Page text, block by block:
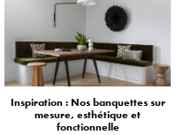
Inspiration : Nos banquettes sur
mesure, esthétique et
fonctionnelle